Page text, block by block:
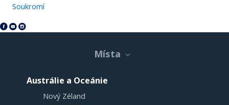
Soukromí
Místa
Austrálie a Oceánie
Nový Zéland